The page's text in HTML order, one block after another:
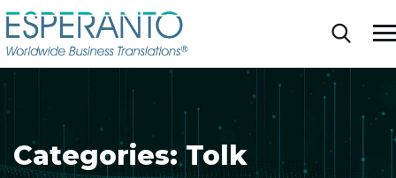
Categories:Tolk